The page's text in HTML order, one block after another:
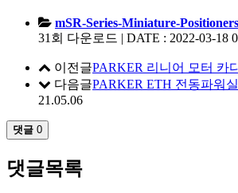
mSR-Series-Miniature-
31회 다운로드 | DATE : 2022-03-18
이전글PARKER 리니어 모터 카
다음글PARKER ETH 전동파워
21.05.06
댓글 0
댓글목록